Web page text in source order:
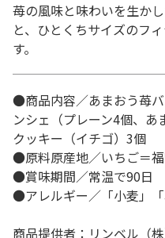
苺の風味と味わいを生か
と、ひとくちサイズのフ
す。
●商品内容／あまおう苺
ンシェ（プレーン4個、
クッキー（イチゴ）3個
●原料原産地／いちご＝
●賞味期間／常温で90日
●アレルギー／「小麦」
商品提供者：リンベル（株